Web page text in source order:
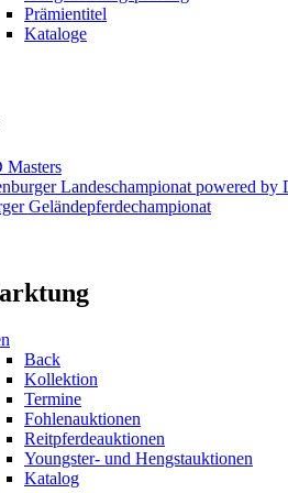
Prämientitel
Kataloge
Landeschampionat powered by
Geländepferde­championat
Back
Kollektion
Termine
Fohlenauktionen
Reitpferdeauktionen
Youngster- und Hengstauktionen
Katalog